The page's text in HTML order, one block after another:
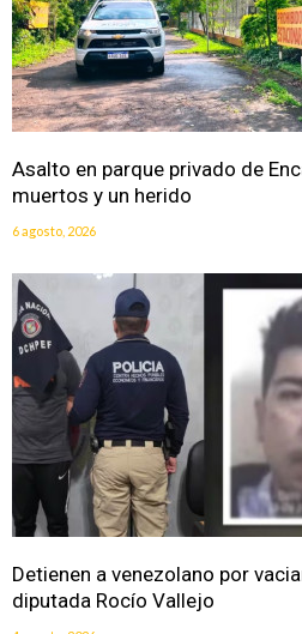
Asalto en parque privado de
muertos y un herido
6 agosto, 2026
Detienen a venezolano por
diputada Rocío Vallejo